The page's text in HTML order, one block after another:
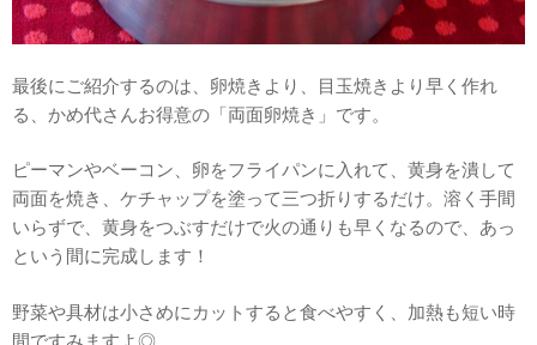
最後にご紹介するのは、卵焼きより、目玉焼きより早く作れ
る、かめ代さんお得意の「両面卵焼き」です。
ピーマンやベーコン、卵をフライパンに入れて、黄身を潰して
両面を焼き、ケチャップを塗って三つ折りするだけ。溶く手間
いらずで、黄身をつぶすだけで火の通りも早くなるので、あっ
という間に完成します！
野菜や具材は小さめにカットすると食べやすく、加熱も短い時
間ですみますよ◎